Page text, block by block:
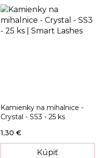
Kamienky na mihalnice -
Crystal - SS3 - 25 ks
1,30 €
Kúpiť